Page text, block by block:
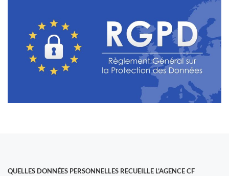
QUELLES DONNÉES PERSONNELLES RECUEILLE L’AGENCE CF